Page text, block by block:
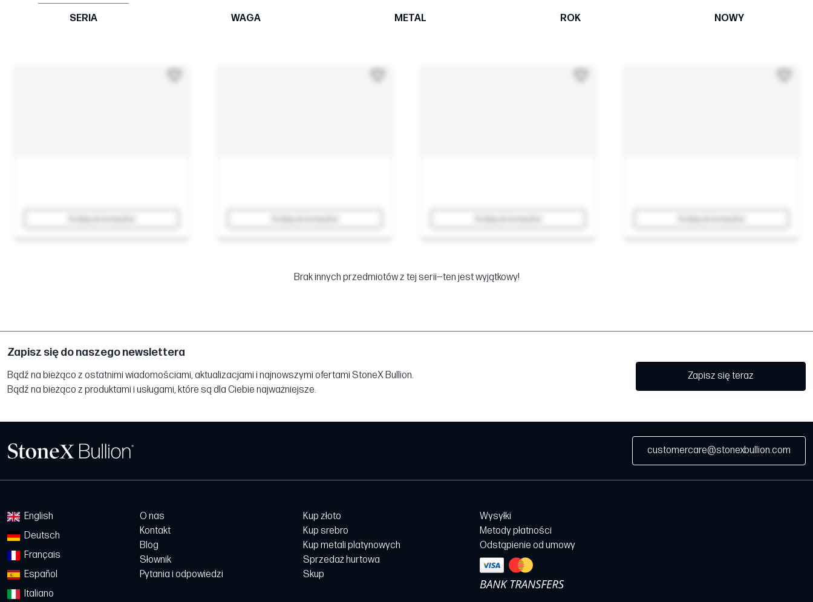
SERIA WAGA METAL ROK NOWY
Brak innych przedmiotów z tej serii—ten jest wyjątkowy!
Zapisz się do naszego newslettera
Bądź na bieżąco z ostatnimi wiadomościami, aktualizacjami i najnowszymi ofertami StoneX Bullion.
Bądź na bieżąco z produktami i usługami, które są dla Ciebie najważniejsze.
Zapisz się teraz
customercare@stonexbullion.com
English
Deutsch
Français
Español
Italiano
O nas
Kontakt
Blog
Słownik
Pytania i odpowiedzi
Kup złoto
Kup srebro
Kup metali platynowych
Sprzedaż hurtowa
Skup
Wysyłki
Metody płatności
Odstąpienie od umowy